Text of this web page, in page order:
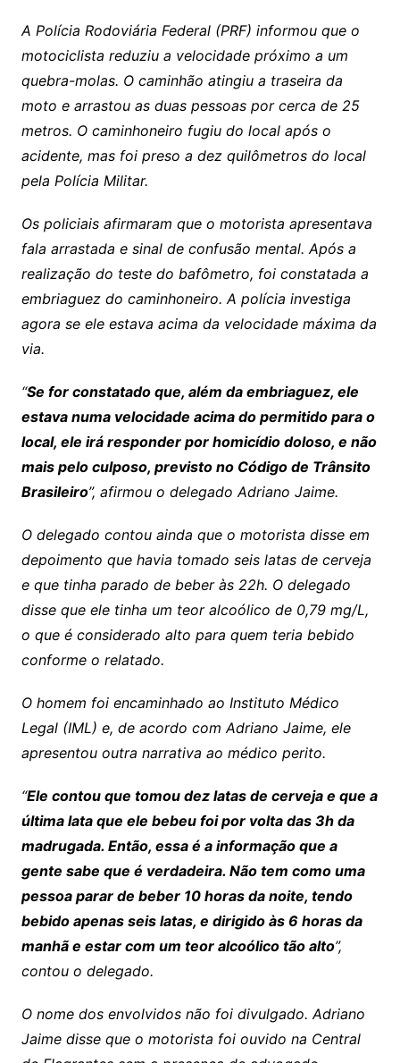
A Polícia Rodoviária Federal (PRF) informou que o
motociclista reduziu a velocidade próximo a um
quebra-molas. O caminhão atingiu a traseira da
moto e arrastou as duas pessoas por cerca de 25
metros. O caminhoneiro fugiu do local após o
acidente, mas foi preso a dez quilômetros do local
pela Polícia Militar.
Os policiais afirmaram que o motorista apresentava
fala arrastada e sinal de confusão mental. Após a
realização do teste do bafômetro, foi constatada a
embriaguez do caminhoneiro. A polícia investiga
agora se ele estava acima da velocidade máxima da
via.
“Se for constatado que, além da embriaguez, ele
estava numa velocidade acima do permitido para o
local, ele irá responder por homicídio doloso, e não
mais pelo culposo, previsto no Código de Trânsito
Brasileiro”, afirmou o delegado Adriano Jaime.
O delegado contou ainda que o motorista disse em
depoimento que havia tomado seis latas de cerveja
e que tinha parado de beber às 22h. O delegado
disse que ele tinha um teor alcoólico de 0,79 mg/L,
o que é considerado alto para quem teria bebido
conforme o relatado.
O homem foi encaminhado ao Instituto Médico
Legal (IML) e, de acordo com Adriano Jaime, ele
apresentou outra narrativa ao médico perito.
“Ele contou que tomou dez latas de cerveja e que a
última lata que ele bebeu foi por volta das 3h da
madrugada. Então, essa é a informação que a
gente sabe que é verdadeira. Não tem como uma
pessoa parar de beber 10 horas da noite, tendo
bebido apenas seis latas, e dirigido às 6 horas da
manhã e estar com um teor alcoólico tão alto”,
contou o delegado.
O nome dos envolvidos não foi divulgado. Adriano
Jaime disse que o motorista foi ouvido na Central